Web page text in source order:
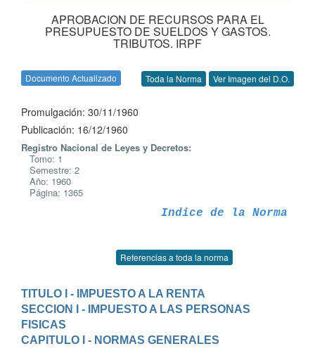
APROBACION DE RECURSOS PARA EL
PRESUPUESTO DE SUELDOS Y GASTOS.
TRIBUTOS. IRPF
Documento Actualizado Toda la Norma Ver Imagen del D.O.
Promulgación: 30/11/1960
Publicación: 16/12/1960
Registro Nacional de Leyes y Decretos:
Tomo: 1
Semestre: 2
Año: 1960
Página: 1365
Indice de la Norma
Referencias a toda la norma
TITULO I - IMPUESTO A LA RENTA
SECCION I - IMPUESTO A LAS PERSONAS
FISICAS
CAPITULO I - NORMAS GENERALES